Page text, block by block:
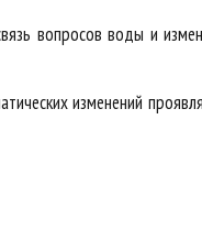
вопросов воды и
изменений